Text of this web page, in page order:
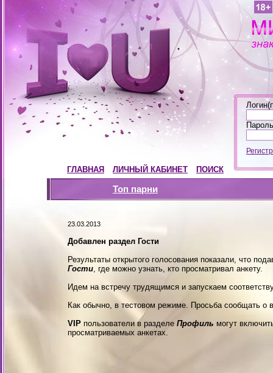
ГЛАВНАЯ ЛИЧНЫЙ КАБИНЕТ ПОИСК
Топ парни
23.03.2013
Добавлен раздел Гости
Результаты открытого голосования показали, что
Гости, где можно узнать, кто просматривал анкету.
Идем на встречу трудящимся и запускаем
Как обычно, в тестовом режиме. Просьба сообщать о
VIPпользователи в разделе Профиль могут
просматриваемых анкетах.